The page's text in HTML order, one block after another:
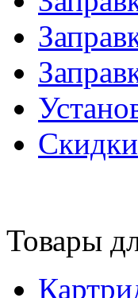
Скидки
Товары